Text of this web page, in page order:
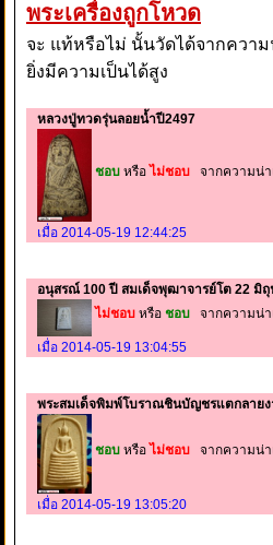
พระเครื่องถูกโหวด
จะ แท้หรือไม่ นั้นวัดได้จากควา
ยิ่งมีความเป็นได้สูง
หลวงปู่ทวดรุ่นลอยน้ำปี2497
ชอบ หรือไม่ชอบ จากความน่า
เมื่อ 2014-05-19 12:44:25
อนุสรณ์ 100 ปี สมเด็จพุฒาจารย์โต 22 มิ
ไม่ชอบ หรือ ชอบ จากความน่า
เมื่อ 2014-05-19 13:04:55
พระสมเด็จพิมพ์โบราณชินบัญชรแตกลายง
ชอบ หรือไม่ชอบ จากความน่า
เมื่อ 2014-05-19 13:05:20